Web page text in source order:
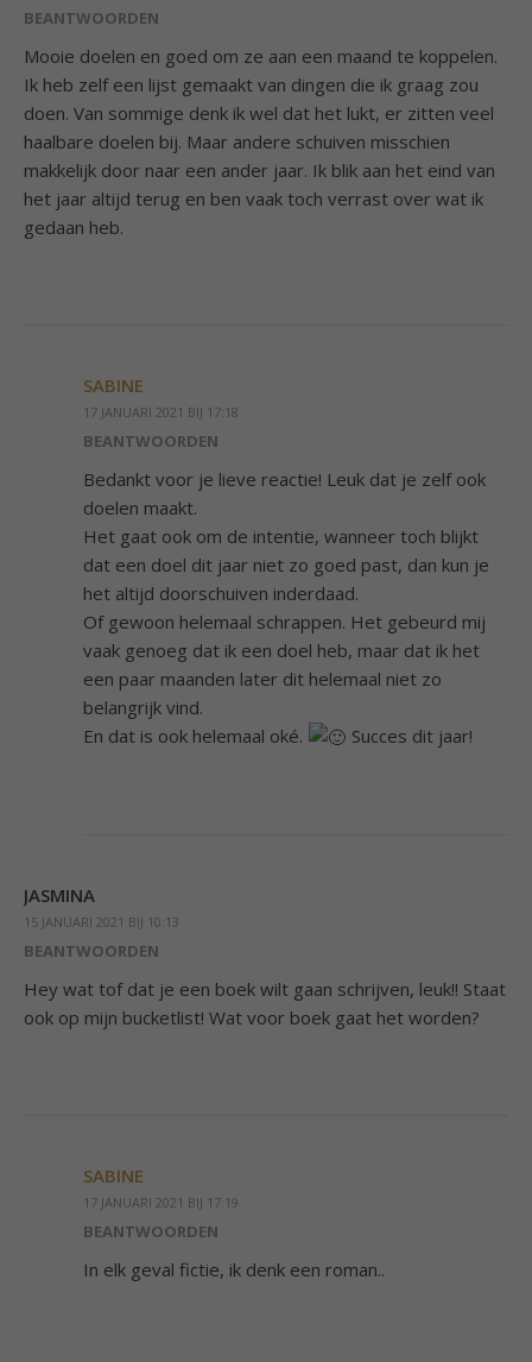
BEANTWOORDEN
Mooie doelen en goed om ze aan een maand te koppelen.
Ik heb zelf een lijst gemaakt van dingen die ik graag zou
doen. Van sommige denk ik wel dat het lukt, er zitten veel
haalbare doelen bij. Maar andere schuiven misschien
makkelijk door naar een ander jaar. Ik blik aan het eind van
het jaar altijd terug en ben vaak toch verrast over wat ik
gedaan heb.
SABINE
17 JANUARI 2021 BIJ 17:18
BEANTWOORDEN
Bedankt voor je lieve reactie! Leuk dat je zelf ook
doelen maakt.
Het gaat ook om de intentie, wanneer toch blijkt
dat een doel dit jaar niet zo goed past, dan kun je
het altijd doorschuiven inderdaad.
Of gewoon helemaal schrappen. Het gebeurd mij
vaak genoeg dat ik een doel heb, maar dat ik het
een paar maanden later dit helemaal niet zo
belangrijk vind.
En dat is ook helemaal oké.
Succes dit jaar!
JASMINA
15 JANUARI 2021 BIJ 10:13
BEANTWOORDEN
Hey wat tof dat je een boek wilt gaan schrijven, leuk!! Staat
ook op mijn bucketlist! Wat voor boek gaat het worden?
SABINE
17 JANUARI 2021 BIJ 17:19
BEANTWOORDEN
In elk geval fictie, ik denk een roman..